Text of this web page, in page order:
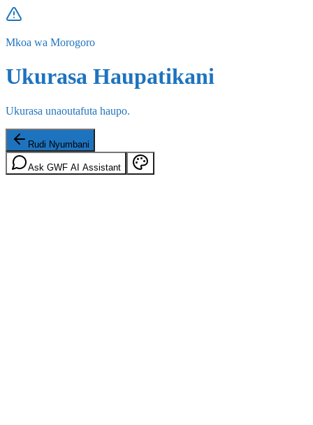
Mkoa wa Morogoro
Ukurasa Haupatikani
Ukurasa unaoutafuta haupo.
Rudi Nyumbani
Ask GWF AI Assistant